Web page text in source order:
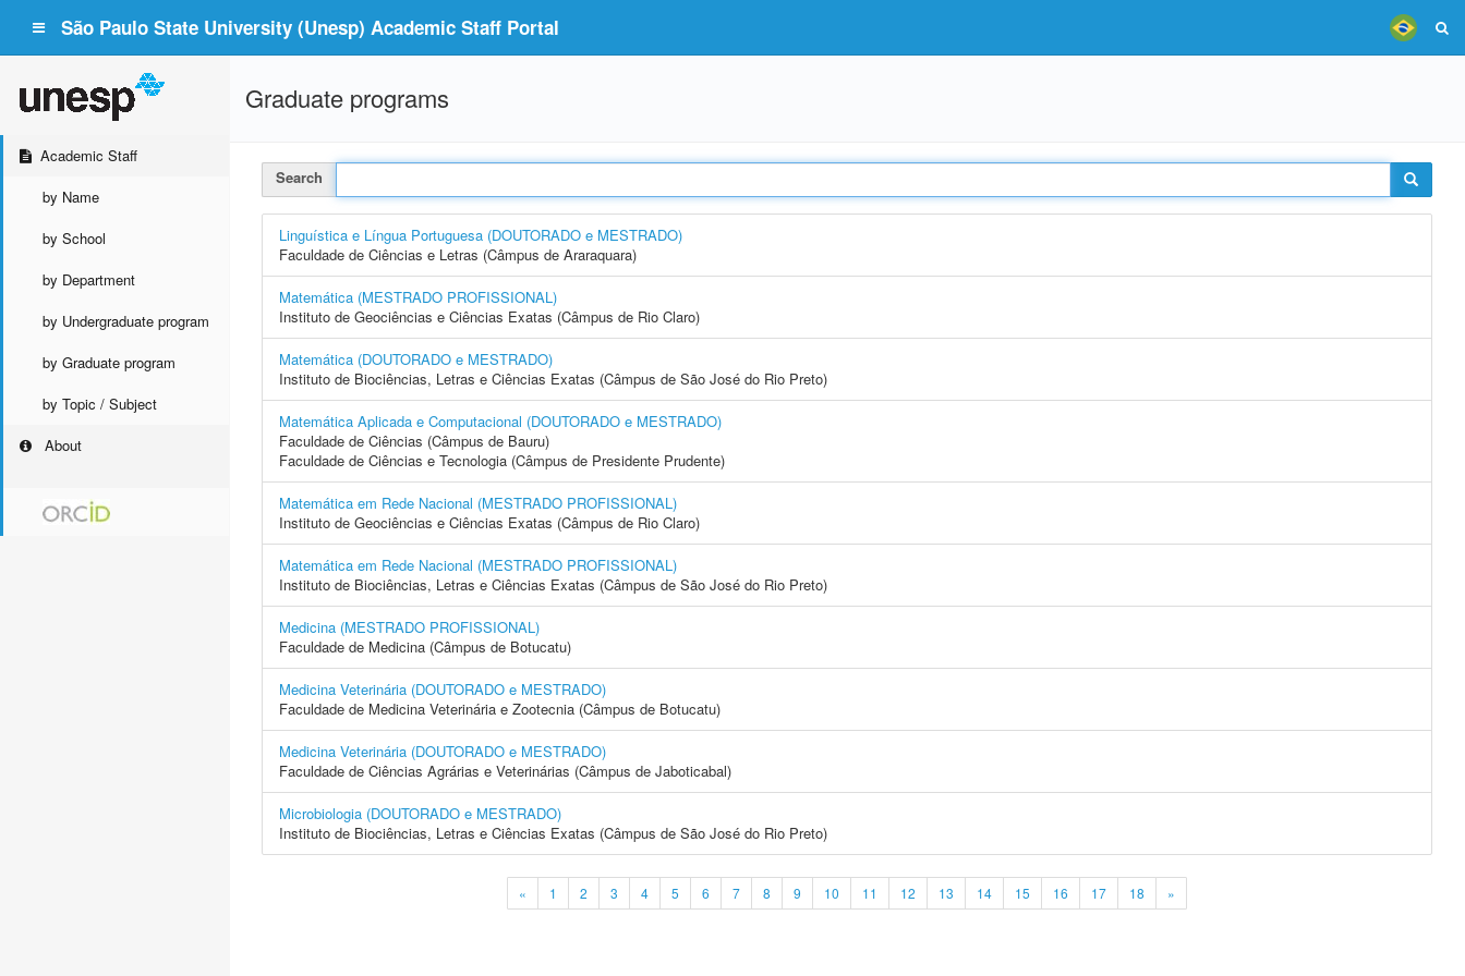
São Paulo State University (Unesp) Academic Staff Portal
Academic Staff
by Name
by School
by Department
by Undergraduate program
by Graduate program
by Topic / Subject
About
Graduate programs
Search
Linguística e Língua Portuguesa (DOUTORADO e MESTRADO)
Faculdade de Ciências e Letras (Câmpus de Araraquara)
Matemática (MESTRADO PROFISSIONAL)
Instituto de Geociências e Ciências Exatas (Câmpus de Rio Claro)
Matemática (DOUTORADO e MESTRADO)
Instituto de Biociências, Letras e Ciências Exatas (Câmpus de São José do Rio Preto)
Matemática Aplicada e Computacional (DOUTORADO e MESTRADO)
Faculdade de Ciências (Câmpus de Bauru)
Faculdade de Ciências e Tecnologia (Câmpus de Presidente Prudente)
Matemática em Rede Nacional (MESTRADO PROFISSIONAL)
Instituto de Geociências e Ciências Exatas (Câmpus de Rio Claro)
Matemática em Rede Nacional (MESTRADO PROFISSIONAL)
Instituto de Biociências, Letras e Ciências Exatas (Câmpus de São José do Rio Preto)
Medicina (MESTRADO PROFISSIONAL)
Faculdade de Medicina (Câmpus de Botucatu)
Medicina Veterinária (DOUTORADO e MESTRADO)
Faculdade de Medicina Veterinária e Zootecnia (Câmpus de Botucatu)
Medicina Veterinária (DOUTORADO e MESTRADO)
Faculdade de Ciências Agrárias e Veterinárias (Câmpus de Jaboticabal)
Microbiologia (DOUTORADO e MESTRADO)
Instituto de Biociências, Letras e Ciências Exatas (Câmpus de São José do Rio Preto)
« 1 2 3 4 5 6 7 8 9 10 11 12 13 14 15 16 17 18 »